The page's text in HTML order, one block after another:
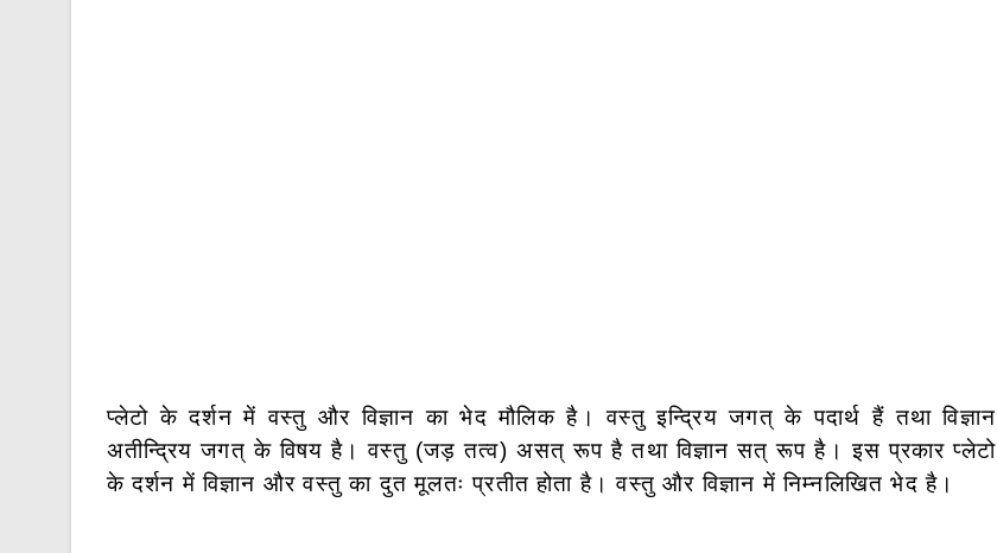
प्लेटो के दर्शन में वस्तु और विज्ञान का भेद मौलिक है। वस्तु इन्द्रिय जगत् के पदार्थ हैं तथा विज्ञान
अतीन्द्रिय जगत् के विषय है। वस्तु (जड़ तत्व) असत् रूप है तथा विज्ञान सत् रूप है। इस प्रकार प्लेटो
के दर्शन में विज्ञान और वस्तु का दुत मूलतः प्रतीत होता है। वस्तु और विज्ञान में निम्नलिखित भेद है।